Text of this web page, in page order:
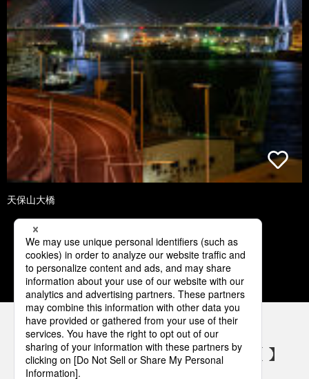
天保山大橋
1 2 3 4 5
パナソニックの電気設備 SNSアカウント